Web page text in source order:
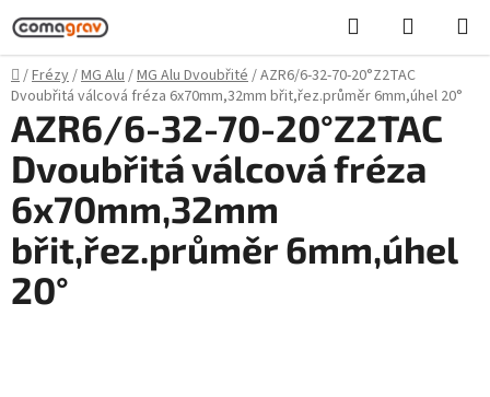
Přejít
na
obsah
Hledat
KOŠÍK
Domů
/Frézy/MG Alu/MG Alu Dvoubřité/AZR6/6-32-70-20°Z2TAC
Dvoubřitá válcová fréza 6x70mm,32mm břit,řez.průměr 6mm,úhel 20°
AZR6/6-32-70-20°Z2TAC
Dvoubřitá válcová fréza
6x70mm,32mm
břit,řez.průměr 6mm,úhel
20°